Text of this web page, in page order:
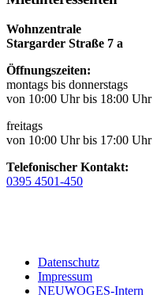
Wohnzentrale
Stargarder Straße 7 a
Öffnungszeiten:
montags bis donnerstags
von 10:00 Uhr bis 18:00 Uhr
freitags
von 10:00 Uhr bis 17:00 Uhr
Telefonischer Kontakt:
0395 4501-450
Datenschutz
Impressum
NEUWOGES-Intern